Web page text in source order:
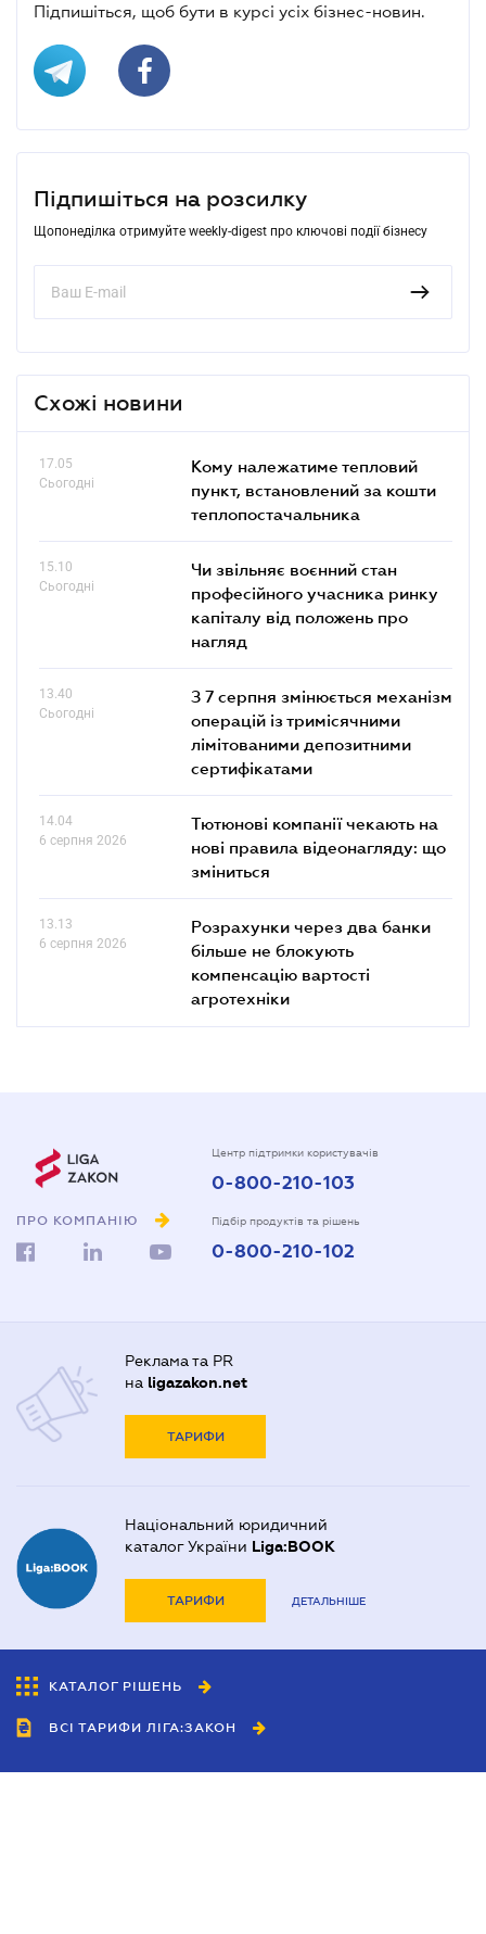
Підпишіться, щоб бути в курсі усіх бізнес-новин.
Підпишіться на розсилку
Щопонеділка отримуйте weekly-digest про ключові події бізнесу
Схожі новини
17.05
Сьогодні
Кому належатиме тепловий
пункт, встановлений за кошти
теплопостачальника
15.10
Сьогодні
Чи звільняє воєнний стан
професійного учасника ринку
капіталу від положень про
нагляд
13.40
Сьогодні
З 7 серпня змінюється механізм
операцій із тримісячними
лімітованими депозитними
сертифікатами
14.04
6 серпня 2026
Тютюнові компанії чекають на
нові правила відеонагляду: що
зміниться
13.13
6 серпня 2026
Розрахунки через два банки
більше не блокують
компенсацію вартості
агротехніки
ПРО КОМПАНІЮ
Центр підтримки користувачів
0-800-210-103
Підбір продуктів та рішень
0-800-210-102
Реклама та PR
на ligazakon.net
ТАРИФИ
Національний юридичний
каталог України Liga:BOOK
ТАРИФИ ДЕТАЛЬНІШЕ
КАТАЛОГ РІШЕНЬ
ВСІ ТАРИФИ ЛІГА:ЗАКОН